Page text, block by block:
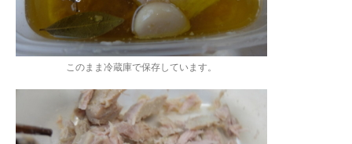
このまま冷蔵庫で保存しています。